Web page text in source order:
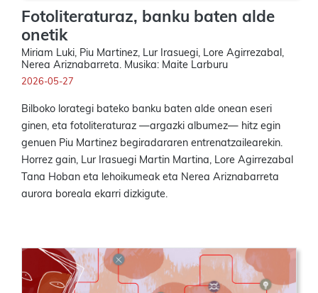
Fotoliteraturaz, banku baten alde
onetik
Miriam Luki, Piu Martinez, Lur Irasuegi, Lore Agirrezabal,
Nerea Ariznabarreta. Musika: Maite Larburu
2026-05-27
Bilboko lorategi bateko banku baten alde onean eseri
ginen, eta fotoliteraturaz —argazki albumez— hitz egin
genuen Piu Martinez begiradararen entrenatzailearekin.
Horrez gain, Lur Irasuegi Martin Martina, Lore Agirrezabal
Tana Hoban eta lehoikumeak eta Nerea Ariznabarreta
aurora boreala ekarri dizkigute.